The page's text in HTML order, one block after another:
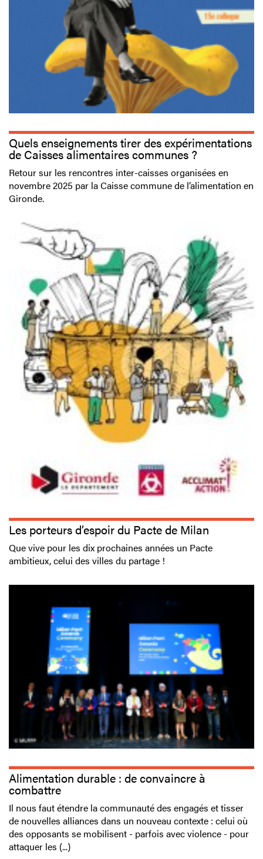
Quels enseignements tirer des expérimentations
de Caisses alimentaires communes ?
Retour sur les rencontres inter-caisses organisées en
novembre 2025 par la Caisse commune de l’alimentation en
Gironde.
Les porteurs d’espoir du Pacte de Milan
Que vive pour les dix prochaines années un Pacte
ambitieux, celui des villes du partage !
Alimentation durable : de convaincre à
combattre
Il nous faut étendre la communauté des engagés et tisser
de nouvelles alliances dans un nouveau contexte : celui où
des opposants se mobilisent - parfois avec violence - pour
attaquer les (...)